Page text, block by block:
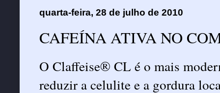
quarta-feira, 28 de julho de 2010
CAFEÍNA ATIVA NO
O Claffeise® CL é o mais
reduzir a celulite e a gordura